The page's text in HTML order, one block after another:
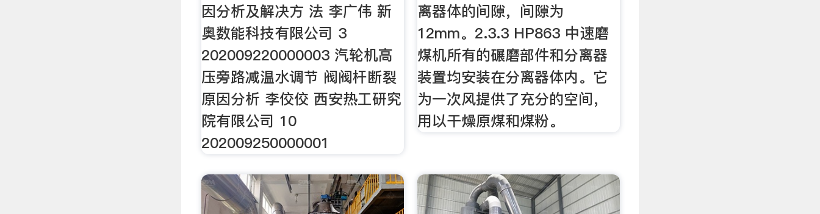
因分析及解决方 法 李广伟 新
奥数能科技有限公司 3
202009220000003 汽轮机高
压旁路减温水调节 阀阀杆断裂
原因分析 李佼佼 西安热工研究
院有限公司 10
202009250000001
离器体的间隙，间隙为
12mm。2.3.3 HP863 中速磨
煤机所有的碾磨部件和分离器
装置均安装在分离器体内。它
为一次风提供了充分的空间，
用以干燥原煤和煤粉。